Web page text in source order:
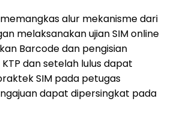
alur mekanisme dari
melaksanakan ujian SIM online
Barcode dan pengisian
dan setelah lulus dapat
SIM pada petugas
dapat dipersingkat pada